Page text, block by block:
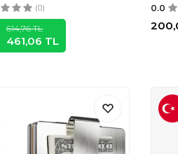
(0)
614,76TL
461,06 TL
0.0